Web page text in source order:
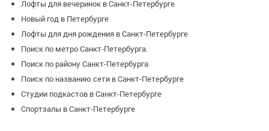
Лофты для вечеринок в Санкт-Петербурге
Новый год в Петербурге
Лофты для дня рождения в Санкт-Петербурге
Поиск по метро Санкт-Петербурга.
Поиск по району Санкт-Петербурга
Поиск по названию сети в Санкт-Петербурге
Студии подкастов в Санкт-Петербурге
Спортзалы в Санкт-Петербурге